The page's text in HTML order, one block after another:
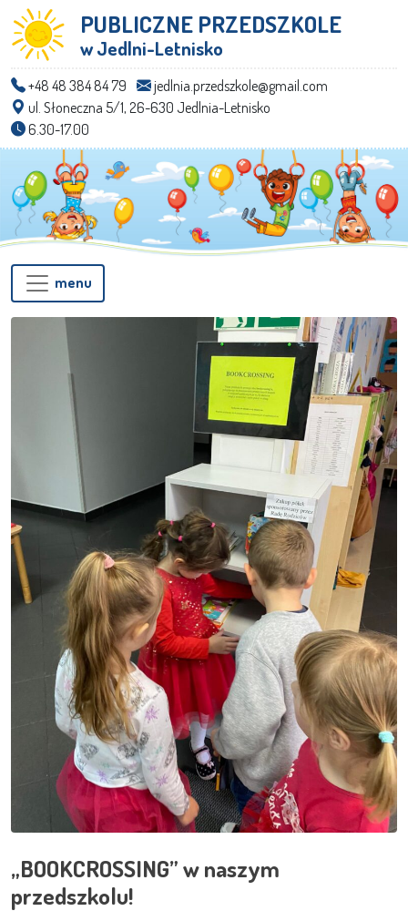
PUBLICZNE PRZEDSZKOLE
w Jedlni-Letnisko
+48 48 384 84 79
jedlnia.przedszkole@gmail.com
ul. Słoneczna 5/1, 26-630 Jedlnia-Letnisko
6.30-17.00
menu
„BOOKCROSSING” w naszym
przedszkolu!